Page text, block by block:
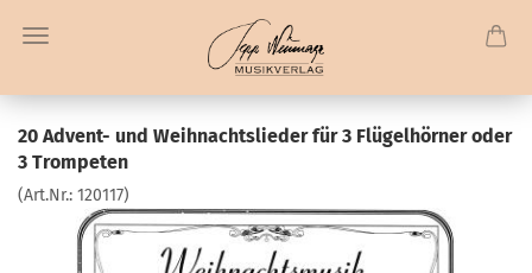
20 Advent- und Weihnachtslieder für 3 Flügelhörner oder
3 Trompeten
(Art.Nr.: 120117)